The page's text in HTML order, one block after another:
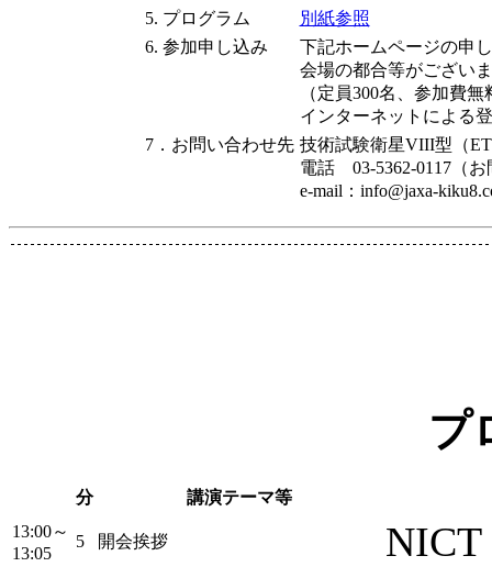
5. プログラム
別紙参照
6. 参加申し込み
下記ホームページの申
会場の都合等がござい
（定員300名、参加費無
インターネットによる
7．お問い合わせ先 技術試験衛星VIII型（
電話 03-5362-0117（お
e-mail：info@jaxa-
プ
分
講演テーマ等
13:00～
13:05
5 開会挨拶